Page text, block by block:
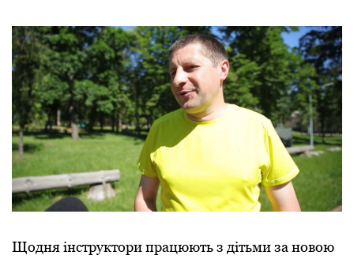
Щодня інструктори працюють з дітьми за новою